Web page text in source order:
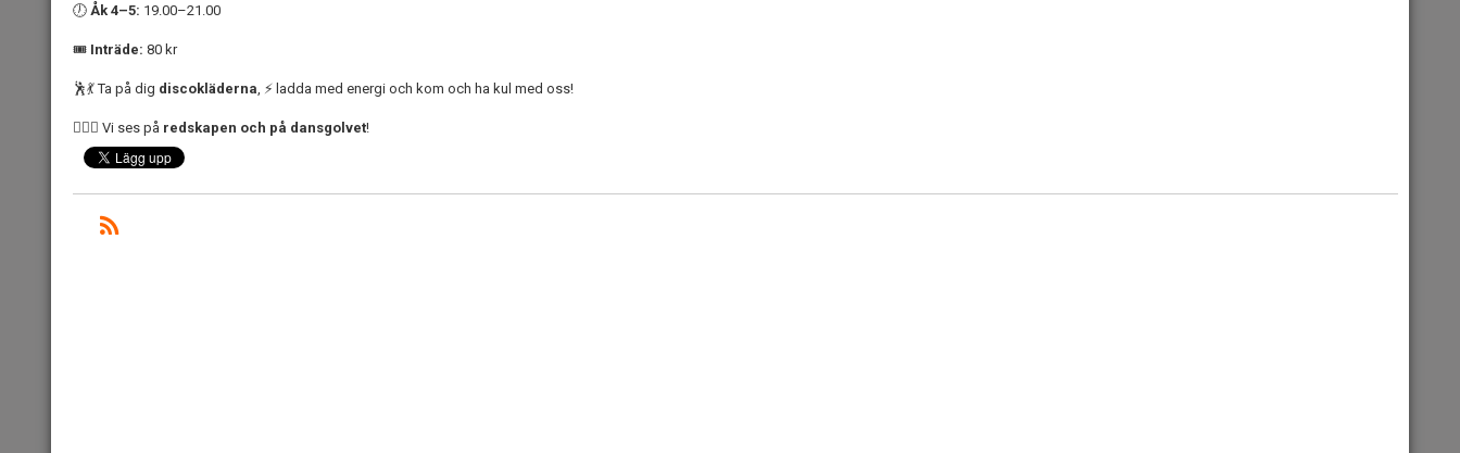
🕖 Åk 4–5: 19.00–21.00
🎟️ Inträde: 80 kr
🕺💃 Ta på dig discokläderna, ⚡ ladda med energi och kom och ha kul med oss!
🤸‍♂️✨ Vi ses på redskapen och på dansgolvet!